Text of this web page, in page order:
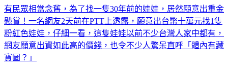
有民眾相當念舊，為了找一隻30年前的娃娃，居然願意出重金
懸賞！一名網友2天前在PTT上透露，願意出台幣十萬元找1隻
粉紅色娃娃，仔細一看，這隻娃娃以前不少台灣人家中都有，
網友願意出資如此高的價錢，也令不少人驚呆直呼「體內有藏
寶圖？」